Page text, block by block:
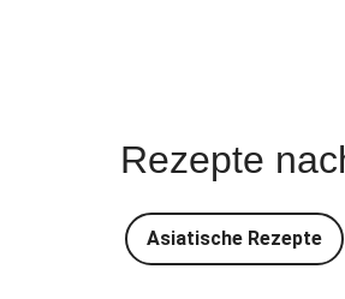
Scharfe
Rezepte
Asiatische Rezepte